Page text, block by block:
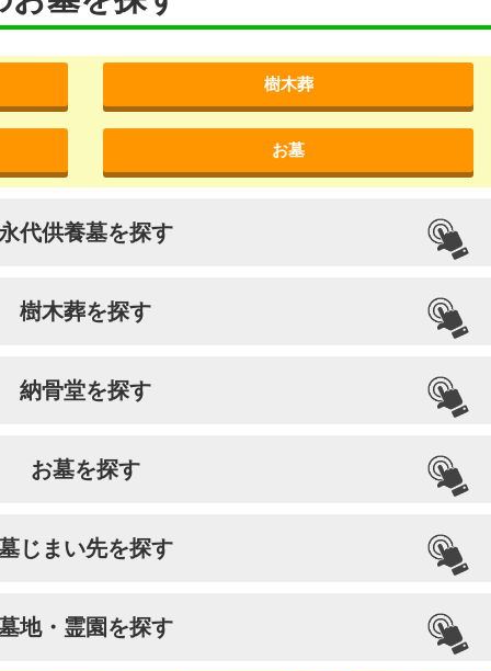
樹木葬
お墓
代供養墓を探す
樹木葬を探す
納骨堂を探す
お墓を探す
じまい先を探す
地・霊園を探す